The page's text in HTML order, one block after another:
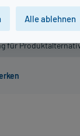
ist momentan
für
Alle ablehnen